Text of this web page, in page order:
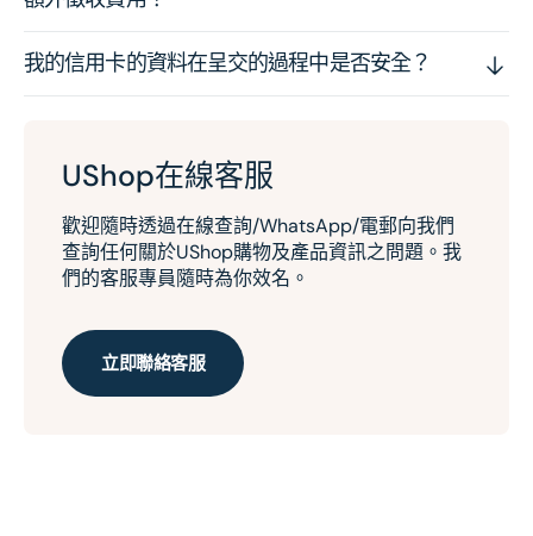
我的信用卡的資料在呈交的過程中是否安全？
UShop在線客服
歡迎隨時透過在線查詢/WhatsApp/電郵向我們
查詢任何關於UShop購物及產品資訊之問題。我
們的客服專員隨時為你效名。
立即聯絡客服